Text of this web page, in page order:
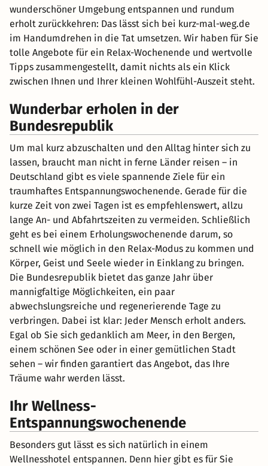
wunderschöner Umgebung entspannen und rundum
erholt zurückkehren: Das lässt sich bei kurz-mal-weg.de
im Handumdrehen in die Tat umsetzen. Wir haben für Sie
tolle Angebote für ein Relax-Wochenende und wertvolle
Tipps zusammengestellt, damit nichts als ein Klick
zwischen Ihnen und Ihrer kleinen Wohlfühl-Auszeit steht.
Wunderbar erholen in der
Bundesrepublik
Um mal kurz abzuschalten und den Alltag hinter sich zu
lassen, braucht man nicht in ferne Länder reisen – in
Deutschland gibt es viele spannende Ziele für ein
traumhaftes Entspannungswochenende. Gerade für die
kurze Zeit von zwei Tagen ist es empfehlenswert, allzu
lange An- und Abfahrtszeiten zu vermeiden. Schließlich
geht es bei einem Erholungswochenende darum, so
schnell wie möglich in den Relax-Modus zu kommen und
Körper, Geist und Seele wieder in Einklang zu bringen.
Die Bundesrepublik bietet das ganze Jahr über
mannigfaltige Möglichkeiten, ein paar
abwechslungsreiche und regenerierende Tage zu
verbringen. Dabei ist klar: Jeder Mensch erholt anders.
Egal ob Sie sich gedanklich am Meer, in den Bergen,
einem schönen See oder in einer gemütlichen Stadt
sehen – wir finden garantiert das Angebot, das Ihre
Träume wahr werden lässt.
Ihr Wellness-
Entspannungswochenende
Besonders gut lässt es sich natürlich in einem
Wellnesshotel entspannen. Denn hier gibt es für Sie